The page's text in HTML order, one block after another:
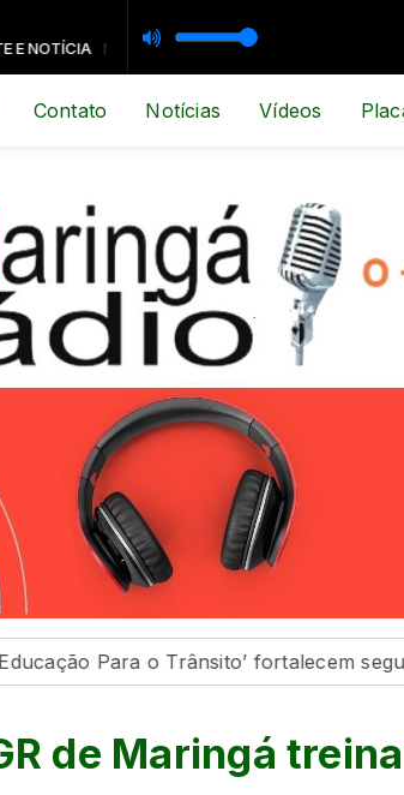
MÚSICA, ESPORTE E NOTÍCIA
Contato Notícias Vídeos
Para o Trânsito’ fortalecem segurança
de Maringá